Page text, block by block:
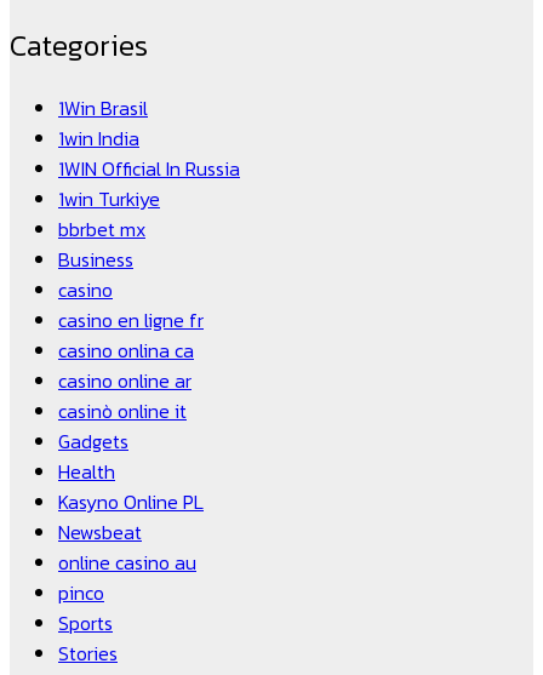
Categories
1Win Brasil
1win India
1WIN Official In Russia
1win Turkiye
bbrbet mx
Business
casino
casino en ligne fr
casino onlina ca
casino online ar
casinò online it
Gadgets
Health
Kasyno Online PL
Newsbeat
online casino au
pinco
Sports
Stories